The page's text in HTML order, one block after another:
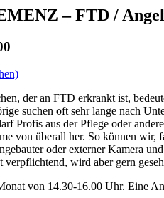
– FTD /
der an FTD erkrankt ist,
suchen oft sehr lange nach
Profis aus der Pflege oder
von überall her. So können
oder externer Kamera
wird aber gern
von 14.30-16.00 Uhr. Eine